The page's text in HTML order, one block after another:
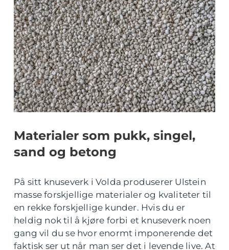
Materialer som pukk, singel,
sand og betong
På sitt knuseverk i Volda produserer Ulstein
masse forskjellige materialer og kvaliteter til
en rekke forskjellige kunder. Hvis du er
heldig nok til å kjøre forbi et knuseverk noen
gang vil du se hvor enormt imponerende det
faktisk ser ut når man ser det i levende live. At